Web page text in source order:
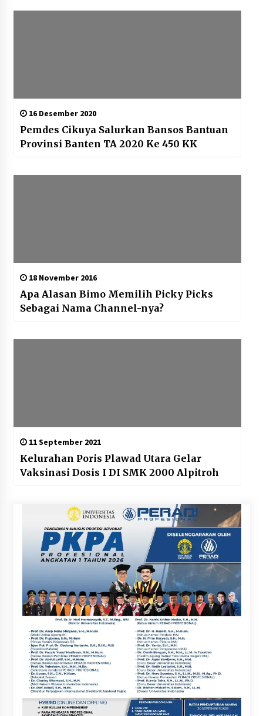
16 Desember 2020
Pemdes Cikuya Salurkan Bansos Bantuan
Provinsi Banten TA 2020 Ke 450 KK
18 November 2016
Apa Alasan Bimo Memilih Picky Picks
Sebagai Nama Channel-nya?
11 September 2021
Kelurahan Poris Plawad Utara Gelar
Vaksinasi Dosis I DI SMK 2000 Alpitroh